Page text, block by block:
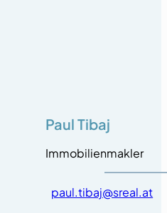
Paul Tibaj
Immobilienmakler
paul.tibaj@sreal.at